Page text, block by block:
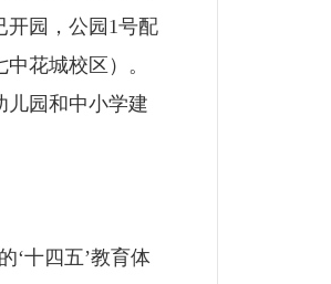
开园，公园1号配
花城校区）。
儿园和中小学建
‘十四五’教育体